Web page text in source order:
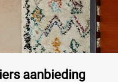
aanbieding